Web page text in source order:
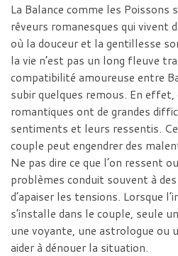
La Balance comme les Poissons
rêveurs romanesques qui vivent
où la douceur et la gentillesse
la vie n’est pas un long fleuve
compatibilité amoureuse entre
subir quelques remous. En effet,
romantiques ont de grandes
sentiments et leurs ressentis. Ce
couple peut engendrer des
Ne pas dire ce que l’on ressent
problèmes conduit souvent à
d’apaiser les tensions. Lorsque
s’installe dans le couple, seule
une voyante, une astrologue ou
aider à dénouer la situation.